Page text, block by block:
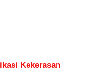
Kekerasan